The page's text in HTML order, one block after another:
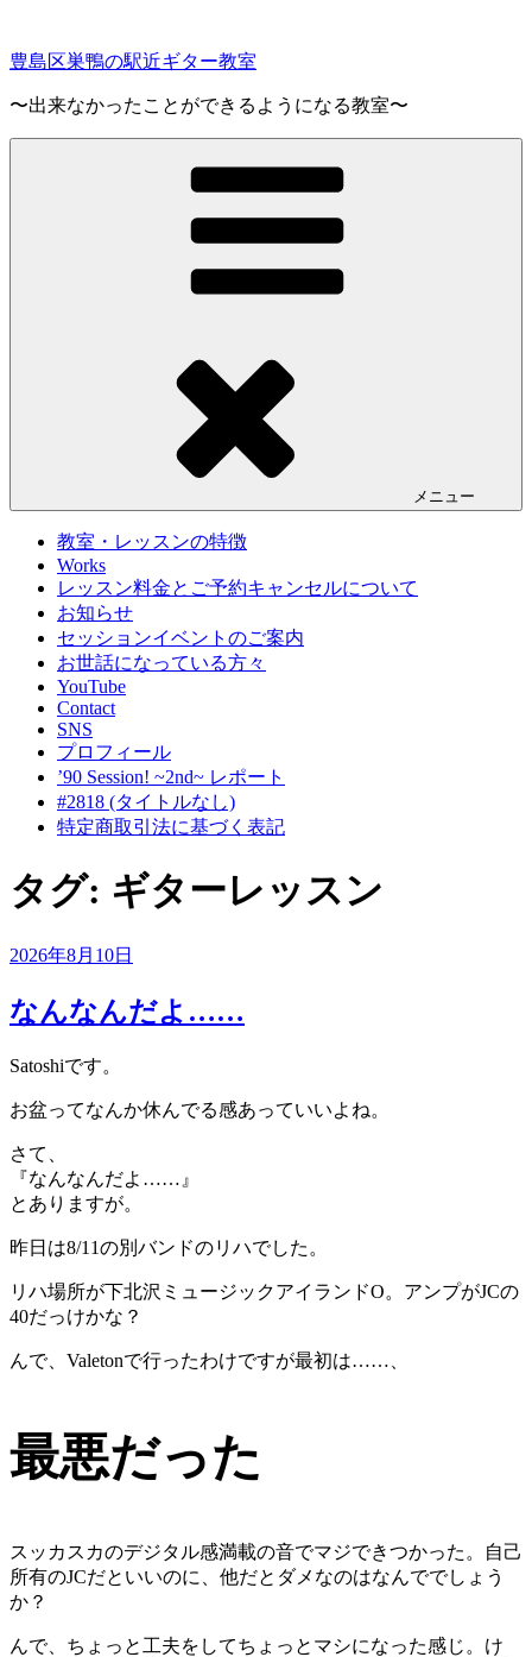
テ
へ
豊島区巣鴨の駅近ギター教室
〜出来なかったことができるようになる教室〜
メニュー
教室・レッスンの特徴
Works
レッスン料金とご予約キャンセルについて
お知らせ
セッションイベントのご案内
お世話になっている方々
YouTube
Contact
SNS
プロフィール
’90 Session! ~2nd~ レポート
#2818 (タイトルなし)
特定商取引法に基づく表記
タグ: ギターレッスン
投
日:
2026年8月10日
なんなんだよ……
Satoshiです。
お盆ってなんか休んでる感あっていいよね。
さて、
『なんなんだよ……』
とありますが。
昨日は8/11の別バンドのリハでした。
リハ場所が下北沢ミュージックアイランドO。アンプがJCの
40だっけかな？
んで、Valetonで行ったわけですが最初は……、
最悪だった
スッカスカのデジタル感満載の音でマジできつかった。自己
所有のJCだといいのに、他だとダメなのはなんででしょう
か？
んで、ちょっと工夫をしてちょっとマシになった感じ。け